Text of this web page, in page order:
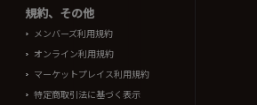
規約、その他
メンバーズ利用規約
オンライン利用規約
マーケットプレイス利用規約
特定商取引法に基づく表示